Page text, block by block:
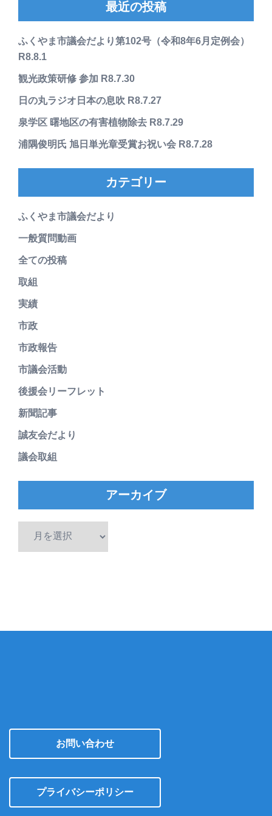
最近の投稿
ふくやま市議会だより第102号（令和8年6月定例会）
R8.8.1
観光政策研修 参加 R8.7.30
日の丸ラジオ日本の息吹 R8.7.27
泉学区 曙地区の有害植物除去 R8.7.29
浦隅俊明氏 旭日単光章受賞お祝い会 R8.7.28
カテゴリー
ふくやま市議会だより
一般質問動画
全ての投稿
取組
実績
市政
市政報告
市議会活動
後援会リーフレット
新聞記事
誠友会だより
議会取組
アーカイブ
お問い合わせ
プライバシーポリシー